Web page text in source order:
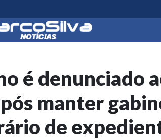
é denunciado
manter
de